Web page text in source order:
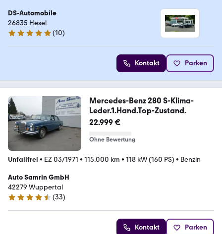
DS-Automobile
26835 Hesel
5 Sterne
(10)
Kontakt Parken
Mercedes-Benz 280 S-Klima-
Leder.1.Hand.Top-Zustand.
22.999 €
Ohne Bewertung
Unfallfrei • EZ 03/1971 • 115.000 km • 118 kW (160 PS) • Benzin
Auto Samrin GmbH
42279 Wuppertal
4.7 Sterne
(33)
Kontakt Parken